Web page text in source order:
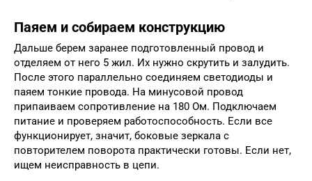
Паяем и собираем конструкцию
Дальше берем заранее подготовленный провод и
отделяем от него 5 жил. Их нужно скрутить и залудить.
После этого параллельно соединяем светодиоды и
паяем тонкие провода. На минусовой провод
припаиваем сопротивление на 180 Ом. Подключаем
питание и проверяем работоспособность. Если все
функционирует, значит, боковые зеркала с
повторителем поворота практически готовы. Если нет,
ищем неисправность в цепи.